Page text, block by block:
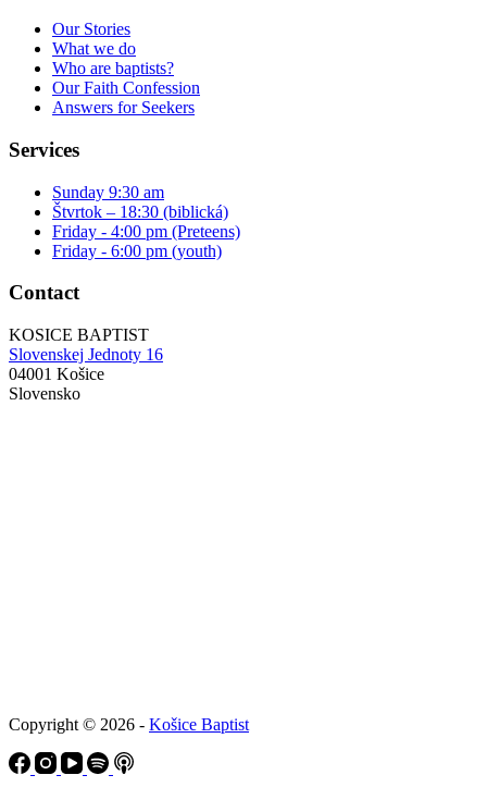
Our Stories
What we do
Who are baptists?
Our Faith Confession
Answers for Seekers
Services
Sunday 9:30 am
Štvrtok – 18:30 (biblická)
Friday - 4:00 pm (Preteens)
Friday - 6:00 pm (youth)
Contact
KOSICE BAPTIST
Slovenskej Jednoty 16
04001 Košice
Slovensko
Copyright © 2026 - Košice Baptist